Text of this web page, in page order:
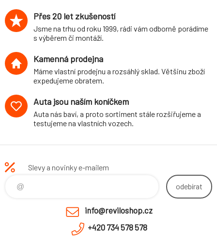
Přes 20 let zkušeností
Jsme na trhu od roku 1999, rádi vám odborně porádíme
s výběrem či montáží.
Kamenná prodejna
Máme vlastní prodejnu a rozsáhlý sklad. Většinu zboží
expedujeme obratem.
Auta jsou naším koníčkem
Auta nás baví, a proto sortiment stále rozšiřujeme a
testujeme na vlastních vozech.
Slevy a novinky e-mailem
odebírat
info@reviloshop.cz
+420 734 578 578